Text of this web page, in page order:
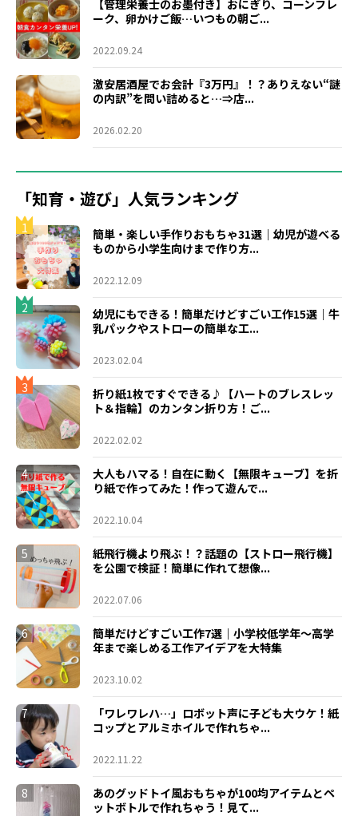
【管理栄養士のお墨付き】おにぎり、コーンフレ
ーク、卵かけご飯…いつもの朝ご...
2022.09.24
激安居酒屋でお会計『3万円』！？ありえない“謎
の内訳”を問い詰めると…⇒店...
2026.02.20
「知育・遊び」人気ランキング
1
簡単・楽しい手作りおもちゃ31選｜幼児が遊べる
ものから小学生向けまで作り方...
2022.12.09
2
幼児にもできる！簡単だけどすごい工作15選｜牛
乳パックやストローの簡単な工...
2023.02.04
3
折り紙1枚ですぐできる♪【ハートのブレスレッ
ト＆指輪】のカンタン折り方！ご...
2022.02.02
4
大人もハマる！自在に動く【無限キューブ】を折
り紙で作ってみた！作って遊んで...
2022.10.04
5
紙飛行機より飛ぶ！？話題の【ストロー飛行機】
を公園で検証！簡単に作れて想像...
2022.07.06
6
簡単だけどすごい工作7選｜小学校低学年〜高学
年まで楽しめる工作アイデアを大特集
2023.10.02
7
「ワレワレハ…」ロボット声に子ども大ウケ！紙
コップとアルミホイルで作れちゃ...
2022.11.22
8
あのグッドトイ風おもちゃが100均アイテムとペ
ットボトルで作れちゃう！見て...